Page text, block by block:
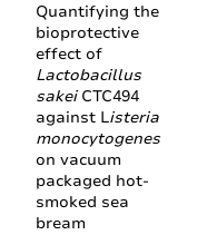
Quantifying the
bioprotective
effect of
Lactobacillus
sakeiCTC494
against Listeria
monocytogenes
on vacuum
packaged hot-
smoked sea
bream